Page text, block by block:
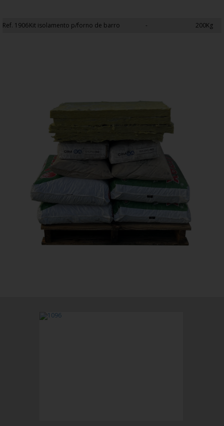
Ref. 1906Kit isolamento p/forno de barro - 200Kg